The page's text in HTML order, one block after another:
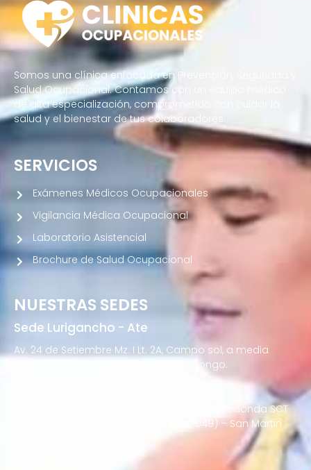
Somos una clínica enfocada en Prevención, Seguridad y
Salud Ocupacional. Contamos con un equipo médico
de alta especialización, comprometido con cuidar la
salud y el bienestar de tus colaboradores.
NUESTRAS SEDES
Sede Lurigancho - Ate
Av. 24 de Setiembre Mz. I Lt. 2A, Campo sol, a media
cuadra del Paradero Cabana, Carapongo.
Av. Francisco Bolognesi Nro. 101 Urb. Mesa Redonda SCT
02 (Esquina con Av. Gerardo Unger 7049) – San Martin
SERVICIOS
Exámenes Médicos Ocupacionales
Vigilancia Médica Ocupacional
Laboratorio Asistencial
Brochure de Salud Ocupacional